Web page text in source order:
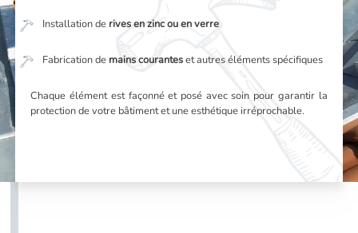
Installation de rives en zinc ou en verre
Fabrication de mains couranteset autres éléments spécifiques
Chaque élément est façonné et posé avec soin pour garantir la
protection de votre bâtiment et une esthétique irréprochable.